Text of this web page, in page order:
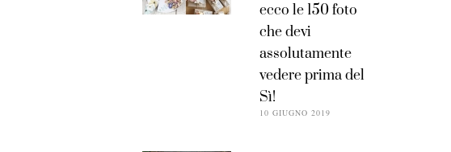
ecco le 150 foto
che devi
assolutamente
vedere prima del
Sì!
10 GIUGNO 2019